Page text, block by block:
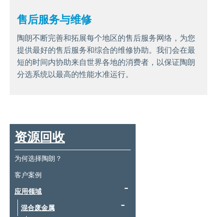
资源回收
为何选择陶朗？
客户案例
应用领域
混合废金属
售后服务与维修
陶朗不断完善和拓展每个地区的售后服务网络，为您
提供最好的售后服务和综合的维修协助。我们会在最
短的时间内协助来自世界各地的消费者，以保证陶朗
分选系统以最高的性能水准运行。